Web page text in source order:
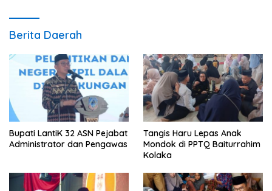
Berita Daerah
Bupati LantiK 32 ASN Pejabat
Administrator dan Pengawas
Tangis Haru Lepas Anak
Mondok di PPTQ Baiturrahim
Kolaka